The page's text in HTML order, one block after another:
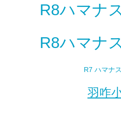
R8ハマナ
R8ハマナ
R7 ハマナ
羽咋